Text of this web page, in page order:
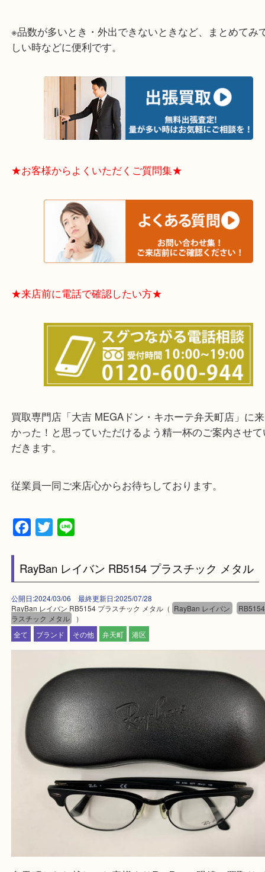
整理したいけどなにが値段つくかわからない…
そんなときはお気軽に下記フォームより出張買取
さい。
★出張買取エリアのご紹介★
大阪市港区・住之江区・此花区・西区・大正区
中央区・東淀川区・淀川区・福島区・生野区・西区
東成区・鶴見区・阿倍野区・住吉区・浪速区・天王
東住吉区・住之江区・平野区・城東区周辺エリアの
※品数が多いとき・外出できないときなど、まとめ
しい時などに便利です。
★来店前に電話で確認したい方★
買取専門店「大吉 MEGAドン・キホーテ弁天町店
かった！と思っていただけるよう精一杯のご案内
だきます。